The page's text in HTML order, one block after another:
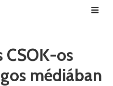
CSOK-os
médiában